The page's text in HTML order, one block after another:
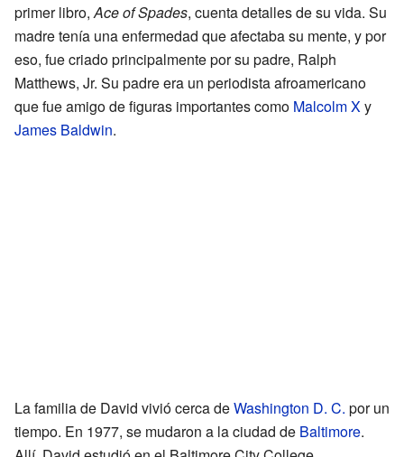
primer libro, Ace of Spades, cuenta detalles de su vida. Su
madre tenía una enfermedad que afectaba su mente, y por
eso, fue criado principalmente por su padre, Ralph
Matthews, Jr. Su padre era un periodista afroamericano
que fue amigo de figuras importantes como Malcolm X y
James Baldwin.
La familia de David vivió cerca deWashington D. C. por un
tiempo. En 1977, se mudaron a la ciudad de Baltimore.